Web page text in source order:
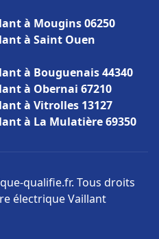
à Mougins 06250
à Saint Ouen
à Bouguenais 44340
à Obernai 67210
à Vitrolles 13127
à La Mulatière 69350
qualifie.fr. Tous droits
électrique Vaillant